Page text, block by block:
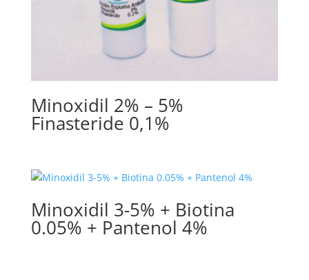
Minoxidil 2% – 5%
Finasteride 0,1%
Minoxidil 3-5% + Biotina
0.05% + Pantenol 4%